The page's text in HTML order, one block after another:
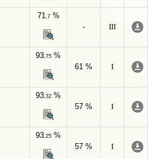
71,7%
-
III
93,75 %
61 %
I
93,32 %
57 %
I
93,25 %
57 %
I